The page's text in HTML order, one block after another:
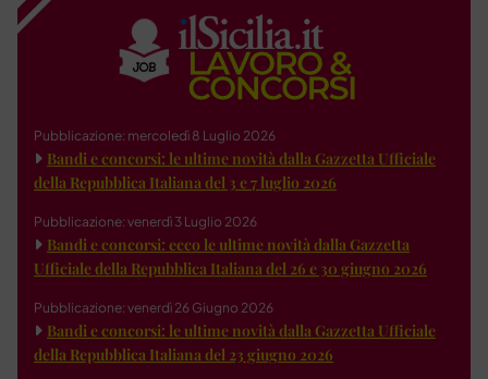
Pubblicazione: mercoledì 8 Luglio 2026
Bandi e concorsi: le ultime novità dalla Gazzetta Ufficiale
della Repubblica Italiana del 3 e 7 luglio 2026
Pubblicazione: venerdì 3 Luglio 2026
Bandi e concorsi: ecco le ultime novità dalla Gazzetta
Ufficiale della Repubblica Italiana del 26 e 30 giugno 2026
Pubblicazione: venerdì 26 Giugno 2026
Bandi e concorsi: le ultime novità dalla Gazzetta Ufficiale
della Repubblica Italiana del 23 giugno 2026